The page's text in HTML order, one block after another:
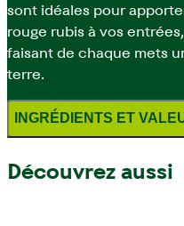
sont idéales pour
rouge rubis à vos
faisant de chaque mets
terre.
INGRÉDIENTS ET
Découvrez aussi